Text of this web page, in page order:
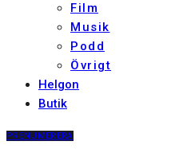
Film
Musik
Podd
Övrigt
Helgon
Butik
PRENUMERERA